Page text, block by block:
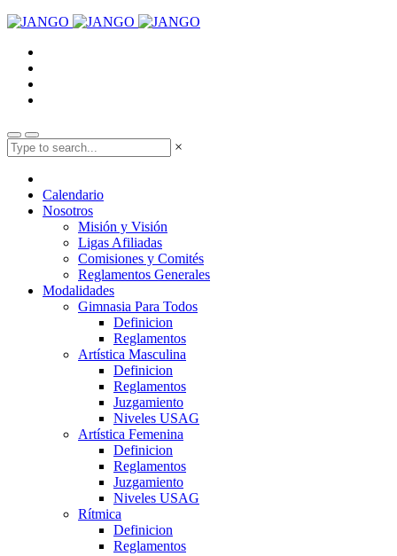
×
Calendario
Nosotros
Misión y Visión
Ligas Afiliadas
Comisiones y Comités
Reglamentos Generales
Modalidades
Gimnasia Para Todos
Definicion
Reglamentos
Artística Masculina
Definicion
Reglamentos
Juzgamiento
Niveles USAG
Artística Femenina
Definicion
Reglamentos
Juzgamiento
Niveles USAG
Rítmica
Definicion
Reglamentos